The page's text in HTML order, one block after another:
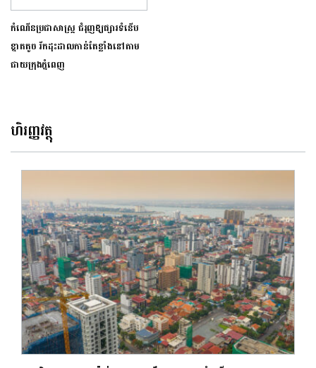
កំណើនប្រជាសាស្ត្រ ជំរុញឱ្យផ្សារទំនើប
ខ្នាតតូច រីកដុះដាលកាន់តែខ្លាំងនៅតាម
ជាយក្រុងភ្នំពេញ
ហិរញ្ញវត្ថុ